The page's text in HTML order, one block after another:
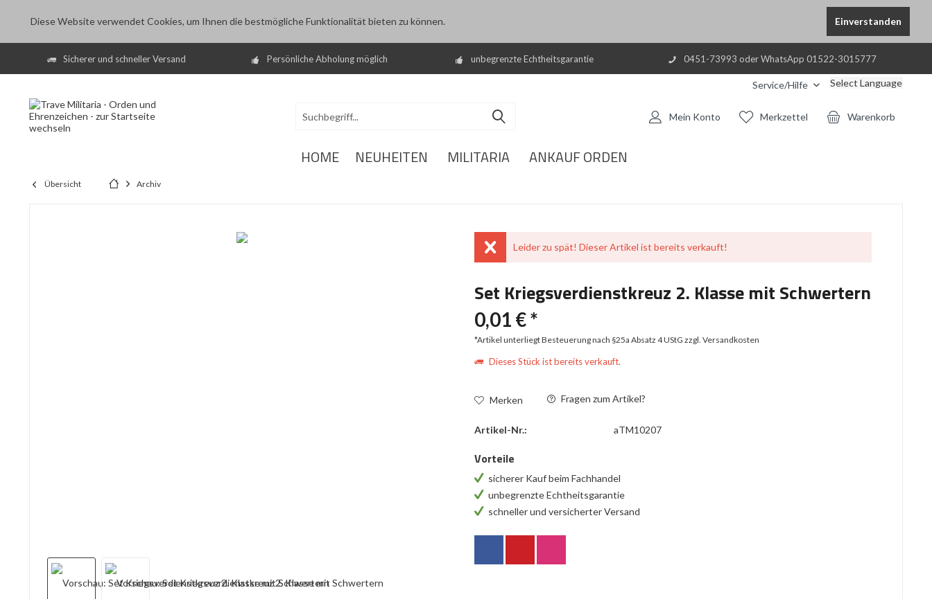
Diese Website verwendet Cookies, um Ihnen die bestmögliche Funktionalität bieten zu können. Einverstanden
Sicherer und schneller Versand Persönliche Abholung möglich unbegrenzte Echtheitsgarantie 0451-73993 oder WhatsApp 01522-3015777
Service/Hilfe Select Language
Warenkorb
Merkzettel
Mein Konto
HOME NEUHEITEN MILITARIA ANKAUF ORDEN
Übersicht Archiv
Leider zu spät! Dieser Artikel ist bereits verkauft!
Set Kriegsverdienstkreuz 2. Klasse mit Schwertern
0,01 € *
*Artikel unterliegt Besteuerung nach §25a Absatz 4 UStGzzgl. Versandkosten
Dieses Stück ist bereits verkauft.
Merken Fragen zum Artikel?
Artikel-Nr.: aTM10207
Vorteile
sicherer Kauf beim Fachhandel
unbegrenzte Echtheitsgarantie
schneller und versicherter Versand